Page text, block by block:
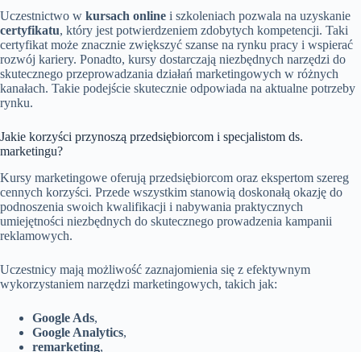
Uczestnictwo w kursach online i szkoleniach pozwala na uzyskanie
certyfikatu, który jest potwierdzeniem zdobytych kompetencji. Taki
certyfikat może znacznie zwiększyć szanse na rynku pracy i wspierać
rozwój kariery. Ponadto, kursy dostarczają niezbędnych narzędzi do
skutecznego przeprowadzania działań marketingowych w różnych
kanałach. Takie podejście skutecznie odpowiada na aktualne potrzeby
rynku.
Jakie korzyści przynoszą przedsiębiorcom i specjalistom ds.
marketingu?
Kursy marketingowe oferują przedsiębiorcom oraz ekspertom szereg
cennych korzyści. Przede wszystkim stanowią doskonałą okazję do
podnoszenia swoich kwalifikacji i nabywania praktycznych
umiejętności niezbędnych do skutecznego prowadzenia kampanii
reklamowych.
Uczestnicy mają możliwość zaznajomienia się z efektywnym
wykorzystaniem narzędzi marketingowych, takich jak:
Google Ads,
Google Analytics,
remarketing,